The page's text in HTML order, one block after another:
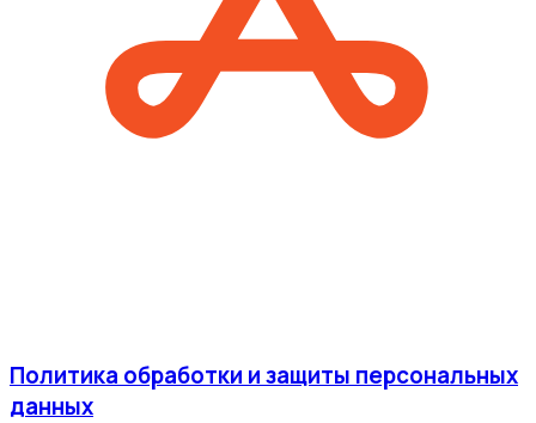
Политика обработки и защиты персональных
данных